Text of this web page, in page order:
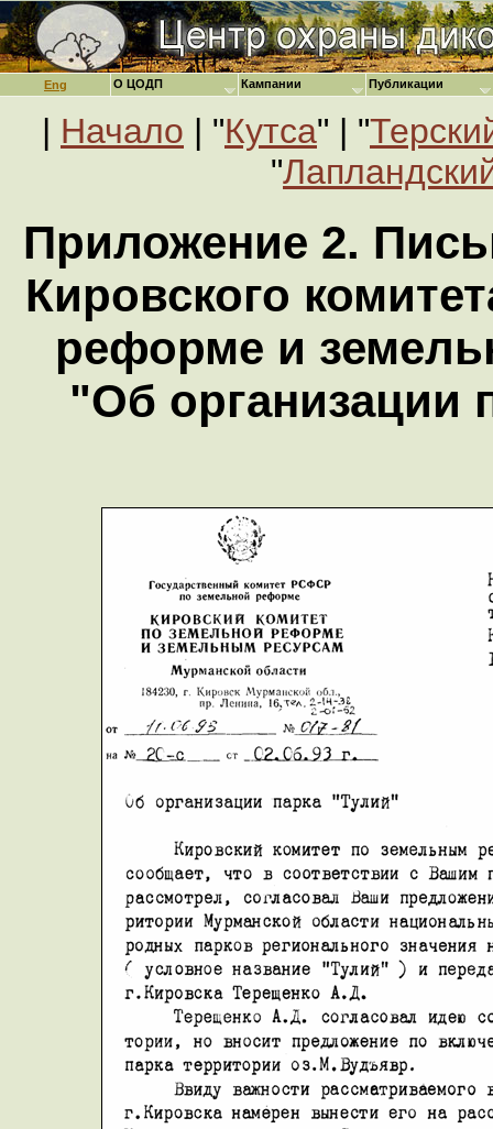
Eng
| Начало | "Кутса" | "
"
Приложение 2.
Кировского
реформе и
"Об организации
О ЦОДП Кампании Публикации